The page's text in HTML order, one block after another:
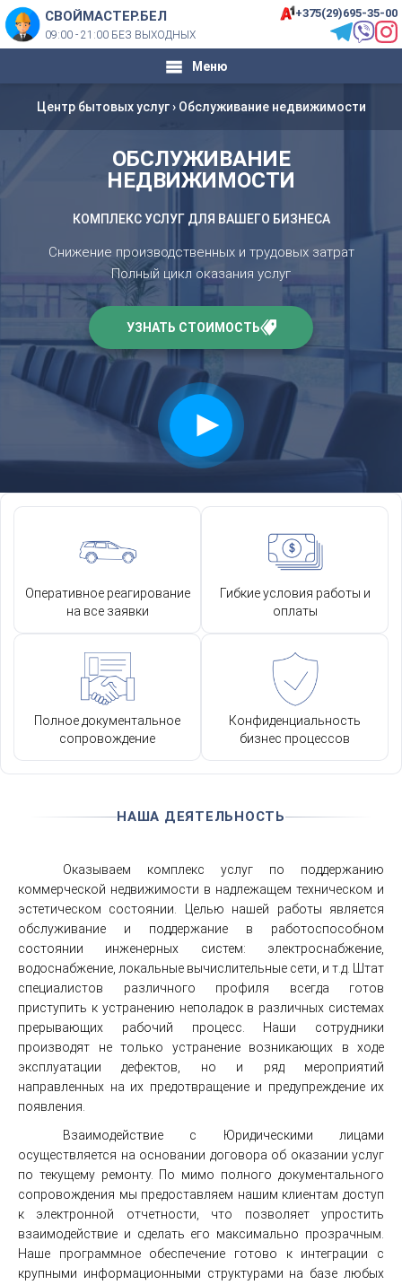
СВОЙМАСТЕР.БЕЛ
09:00 - 21:00 БЕЗ ВЫХОДНЫХ
+375(29)695-35-00
Меню
Центр бытовых услуг › Обслуживание недвижимости
ОБСЛУЖИВАНИЕ
НЕДВИЖИМОСТИ
КОМПЛЕКС УСЛУГ ДЛЯ ВАШЕГО БИЗНЕСА
Снижение производственных и трудовых затрат
Полный цикл оказания услуг
УЗНАТЬ СТОИМОСТЬ
Оперативное реагирование
на все заявки
Гибкие условия работы и
оплаты
Полное документальное
сопровождение
Конфиденциальность
бизнес процессов
НАША ДЕЯТЕЛЬНОСТЬ
Оказываем комплекс услуг по поддержанию
коммерческой недвижимости в надлежащем техническом и
эстетическом состоянии. Целью нашей работы является
обслуживание и поддержание в работоспособном
состоянии инженерных систем: электроснабжение,
водоснабжение, локальные вычислительные сети, и т.д. Штат
специалистов различного профиля всегда готов
приступить к устранению неполадок в различных системах
прерывающих рабочий процесс. Наши сотрудники
производят не только устранение возникающих в ходе
эксплуатации дефектов, но и ряд мероприятий
направленных на их предотвращение и предупреждение их
появления.
Взаимодействие с Юридическими лицами
осуществляется на основании договора об оказании услуг
по текущему ремонту. По мимо полного документального
сопровождения мы предоставляем нашим клиентам доступ
к электронной отчетности, что позволяет упростить
взаимодействие и сделать его максимально прозрачным.
Наше программное обеспечение готово к интеграции с
крупными информационными структурами на базе любых